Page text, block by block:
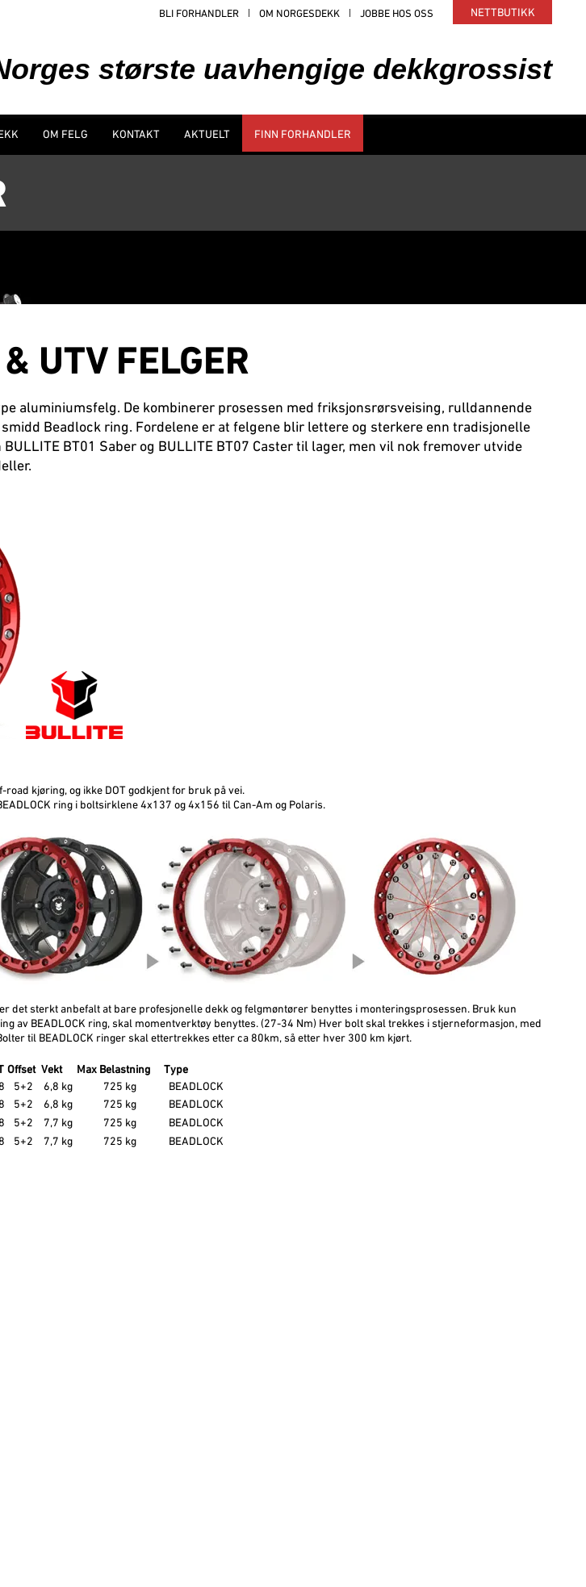
BLI FORHANDLER OM NORGESDEKK JOBBE HOS OSS NETTBUTIKK
største uavhengige dekkgrossist
OM FELG KONTAKT AKTUELT FINN FORHANDLER
UTV FELGER
aluminiumsfelg. De kombinerer prosessen med friksjonsrørsveising, rulldannende
Beadlock ring. Fordelene er at felgene blir lettere og sterkere enn tradisjonelle
BT01 Saber og BULLITE BT07 Caster til lager, men vil nok fremover utvide
road kjøring, og ikke DOT godkjent for bruk på vei.
ring i boltsirklene 4x137 og 4x156 til Can-Am og Polaris.
det sterkt anbefalt at bare profesjonelle dekk og felgmøntører benyttes i monteringsprosessen. Bruk kun
av BEADLOCK ring, skal momentverktøy benyttes. (27-34 Nm) Hver bolt skal trekkes i stjerneformasjon, med
til BEADLOCK ringer skal ettertrekkes etter ca 80km, så etter hver 300 km kjørt.
Offset Vekt Max Belastning
Type
5+2 6,8 kg 725 kg
BEADLOCK
5+2 6,8 kg 725 kg
BEADLOCK
5+2 7,7 kg 725 kg
BEADLOCK
5+2 7,7 kg 725 kg BEADLOCK